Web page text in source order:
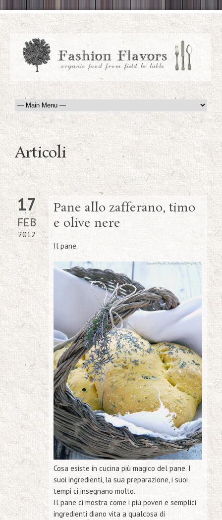
Articoli
17
FEB
2012
Pane allo zafferano, timo
e olive nere
Il pane.
Cosa esiste in cucina più magico del pane. I
suoi ingredienti, la sua preparazione, i suoi
tempi ci insegnano molto.
Il pane ci mostra come i più poveri e semplici
ingredienti diano vita a qualcosa di